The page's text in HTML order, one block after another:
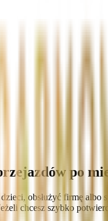
po
obsłużyć firmę
chcesz szybko